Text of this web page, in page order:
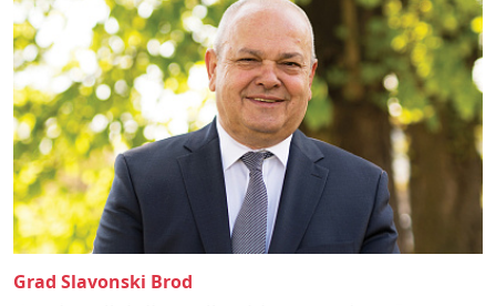
Grad Slavonski Brod